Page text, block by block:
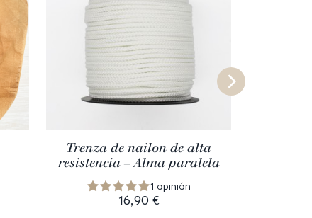
Trenza de nailon de alta
resistencia – Alma paralela
1 opinión
16,90 €